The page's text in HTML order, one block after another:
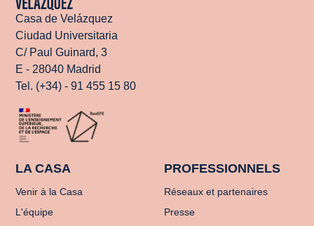
Casa de Velázquez
Ciudad Universitaria
C/ Paul Guinard, 3
E - 28040 Madrid
Tel. (+34) - 91 455 15 80
LA CASA
Venir à la Casa
L'équipe
PROFESSIONNELS
Réseaux et partenaires
Presse